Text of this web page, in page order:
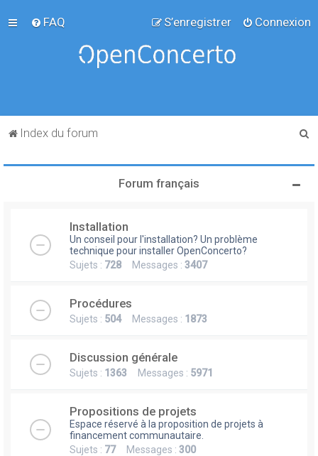
FAQ Connexion
S’enregistrer
Index du forum
Forum français
Installation
Un conseil pour l'installation? Un problème
technique pour installer OpenConcerto?
Sujets : 728 Messages : 3407
Procédures
Sujets : 504Messages : 1873
Discussion générale
Sujets : 1363 Messages : 5971
Propositions de projets
Espace réservé à la proposition de projets à
financement communautaire.
Sujets : 77Messages : 300